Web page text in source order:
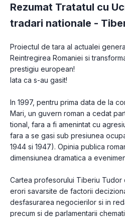
Rezumat Tratatul cu
tradari nationale -
Proiectul de tara al actualei
Reintregirea Romaniei si
prestigiu european!
Iata ca s-au gasit!
In 1997, pentru prima data de la
Mari, un guvern roman a cedat
tional, fara a fi amenintat cu
fara a se gasi sub presiunea
1944 si 1947). Opinia publica
dimensiunea dramatica a
Cartea profesorului Tiberiu
erori savarsite de factorii
desfasurarea negocierilor si in
precum si de parlamen­tarii